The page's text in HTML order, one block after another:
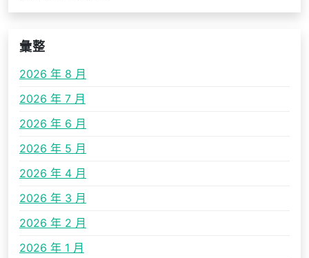
彙整
2026 年 8 月
2026 年 7 月
2026 年 6 月
2026 年 5 月
2026 年 4 月
2026 年 3 月
2026 年 2 月
2026 年 1 月